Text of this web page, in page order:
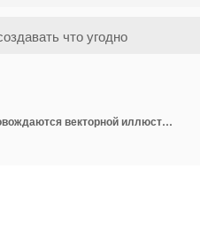
Плоскогубцы из нержавеющей стали сопровождаются векторной иллюстрацией и плоским дизайном.